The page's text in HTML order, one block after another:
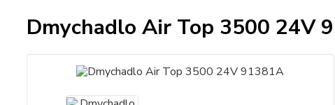
Dmychadlo Air Top 3500 24V